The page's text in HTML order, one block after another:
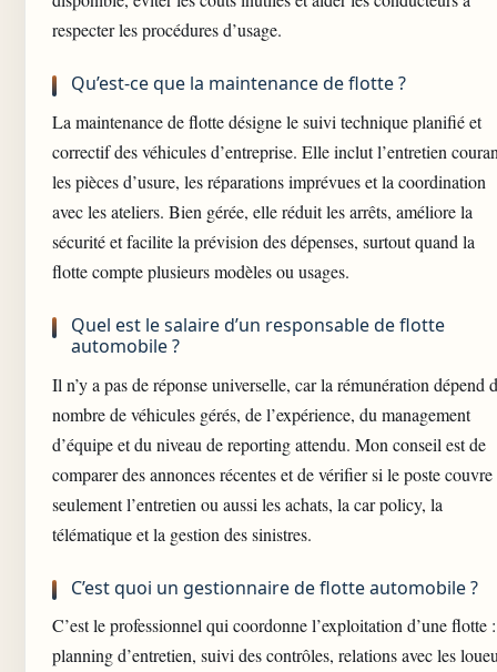
respecter les procédures d’usage.
Qu’est-ce que la maintenance de flotte ?
La maintenance de flotte désigne le suivi technique planifié et
correctif des véhicules d’entreprise. Elle inclut l’entretien
les pièces d’usure, les réparations imprévues et la coordination
avec les ateliers. Bien gérée, elle réduit les arrêts, améliore la
sécurité et facilite la prévision des dépenses, surtout quand la
flotte compte plusieurs modèles ou usages.
Quel est le salaire d’un responsable de flotte
automobile ?
Il n’y a pas de réponse universelle, car la rémunération dépend
nombre de véhicules gérés, de l’expérience, du management
d’équipe et du niveau de reporting attendu. Mon conseil est de
comparer des annonces récentes et de vérifier si le poste couvre
seulement l’entretien ou aussi les achats, la car policy, la
télématique et la gestion des sinistres.
C’est quoi un gestionnaire de flotte automobile ?
C’est le professionnel qui coordonne l’exploitation d’une flotte :
planning d’entretien, suivi des contrôles, relations avec les